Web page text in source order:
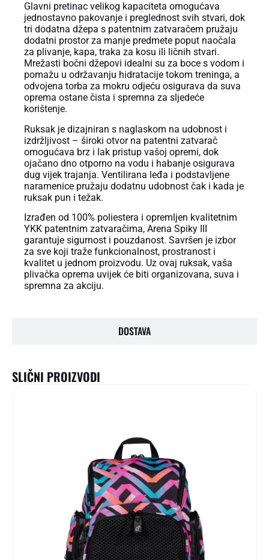
DOSTAVA
Glavni pretinac velikog kapaciteta omogućava
jednostavno pakovanje i preglednost svih stvari, dok
tri dodatna džepa s patentnim zatvaračem pružaju
dodatni prostor za manje predmete poput naočala
za plivanje, kapa, traka za kosu ili ličnih stvari.
Mrežasti bočni džepovi idealni su za boce s vodom i
pomažu u održavanju hidratacije tokom treninga, a
odvojena torba za mokru odjeću osigurava da suva
oprema ostane čista i spremna za sljedeće
korištenje.
Ruksak je dizajniran s naglaskom na udobnost i
izdržljivost – široki otvor na patentni zatvarač
omogućava brz i lak pristup vašoj opremi, dok
ojačano dno otporno na vodu i habanje osigurava
dug vijek trajanja. Ventilirana leđa i podstavljene
naramenice pružaju dodatnu udobnost čak i kada je
ruksak pun i težak.
Izrađen od 100% poliestera i opremljen kvalitetnim
YKK patentnim zatvaračima, Arena Spiky III
garantuje sigurnost i pouzdanost. Savršen je izbor
za sve koji traže funkcionalnost, prostranost i
kvalitet u jednom proizvodu. Uz ovaj ruksak, vaša
plivačka oprema uvijek će biti organizovana, suva i
spremna za akciju.
SLIČNI PROIZVODI